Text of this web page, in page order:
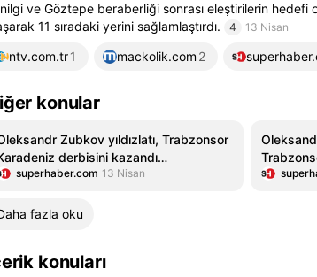
ve Göztepe beraberliği sonrası eleştirilerin hedefi
11 sıradaki yerini sağlamlaştırdı.
4 13 Nisan
ntv.com.tr1 mackolik.com 2
konular
Zubkov yıldızlatı, Trabzonsor
derbisini kazandı
2 - 0 Çaykur Rizespor |
superhaber.com 13 Nisan
fazla oku
konuları